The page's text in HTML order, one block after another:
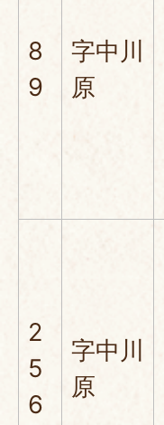
8
9
字中川
原
2
5
6
字中川
原